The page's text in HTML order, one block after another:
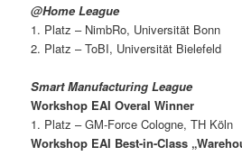
@Home League
1. Platz – NimbRo, Universität Bonn
2. Platz – ToBI, Universität Bielefeld
Smart Manufacturing League
Workshop EAI Overal Winner
1. Platz – GM-Force Cologne, TH Köln
Workshop EAI Best-in-Class